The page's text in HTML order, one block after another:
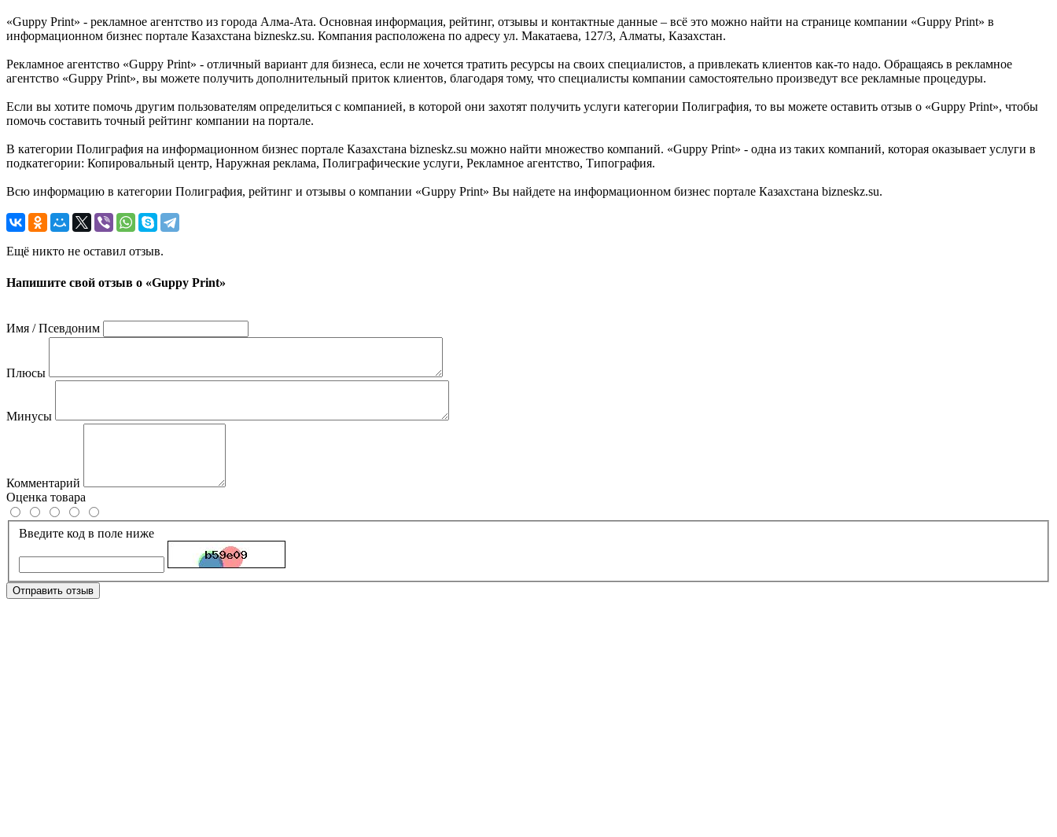
«Guppy Print» - рекламное агентство из города Алма-Ата. Основная информация, рейтинг, отзывы и контактные данные – всё это можно найти на странице компании «Guppy Print» в
информационном бизнес портале Казахстана bizneskz.su. Компания расположена по адресу ул. Макатаева, 127/3, Алматы, Казахстан.
Рекламное агентство «Guppy Print» - отличный вариант для бизнеса, если не хочется тратить ресурсы на своих специалистов, а привлекать клиентов как-то надо. Обращаясь в рекламное
агентство «Guppy Print», вы можете получить дополнительный приток клиентов, благодаря тому, что специалисты компании самостоятельно произведут все рекламные процедуры.
Если вы хотите помочь другим пользователям определиться с компанией, в которой они захотят получить услуги категории Полиграфия, то вы можете оставить отзыв о «Guppy Print», чтобы
помочь составить точный рейтинг компании на портале.
В категории Полиграфия на информационном бизнес портале Казахстана bizneskz.su можно найти множество компаний. «Guppy Print» - одна из таких компаний, которая оказывает услуги в
подкатегории: Копировальный центр, Наружная реклама, Полиграфические услуги, Рекламное агентство, Типография.
Всю информацию в категории Полиграфия, рейтинг и отзывы о компании «Guppy Print» Вы найдете на информационном бизнес портале Казахстана bizneskz.su.
Ещё никто не оставил отзыв.
Напишите свой отзыв о «Guppy Print»
Имя / Псевдоним
Плюсы
Минусы
Комментарий
Оценка товара
Введите код в поле ниже
Отправить отзыв